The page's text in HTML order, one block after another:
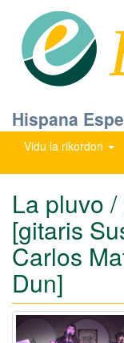
Hispana
Vidu la rikordon
La pluvo
[gitaris
Carlos
Dun]